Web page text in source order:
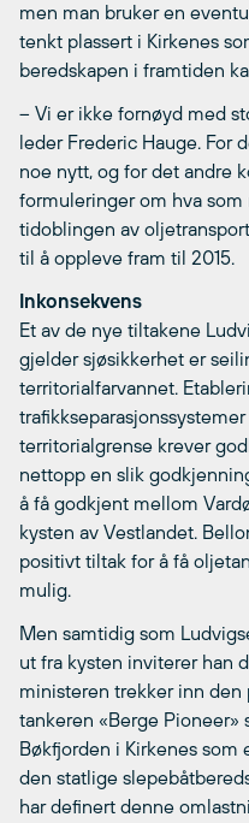
men man bruker en
tenkt plassert i Kirkenes
beredskapen i framtiden
– Vi er ikke fornøyd med
leder Frederic Hauge. For
noe nytt, og for det andre
formuleringer om hva
tidoblingen av
til å oppleve fram til 2015.
Inkonsekvens
Et av de nye tiltakene
gjelder sjøsikkerhet er
territorialfarvannet.
territorialgrense krever
nettopp en slik
å få godkjent mellom
kysten av Vestlandet.
positivt tiltak for å få
mulig.
Men samtidig som
ut fra kysten inviterer han
ministeren trekker inn den
tankeren «Berge
Bøkfjorden i Kirkenes
den statlige
har definert denne